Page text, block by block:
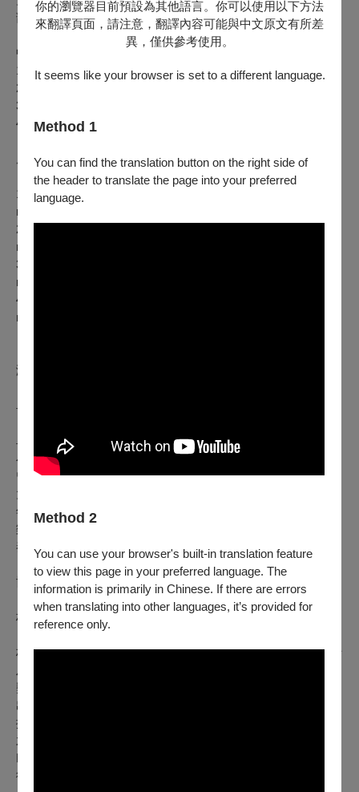
你的瀏覽器目前預設為其他語言。你可以使用以下方法
來翻譯頁面，請注意，翻譯內容可能與中文原文有所差
異，僅供參考使用。
It seems like your browser is set to a different language.
Method 1
You can find the translation button on the right side of
the header to translate the page into your preferred
language.
Method 2
You can use your browser's built-in translation feature
to view this page in your preferred language. The
information is primarily in Chinese. If there are errors
when translating into other languages, it’s provided for
reference only.
部的貝多芬小提琴奏鳴曲，為觀眾帶來貝多芬的驚世巨作。
中文曲目：
1. 貝多芬：D 大調第一號小提琴奏鳴曲，作品12/1
2. 貝多芬：Ａ大調第二號小提琴奏鳴曲，作品12/2
3. 貝多芬：降E 大調第三號小提琴奏鳴曲，作品12/3
4. 貝多芬：F 大調第五號小提琴奏鳴曲《春》，作品24
原文曲目：
1.
L. v. Beethoven: Sonata for Piano and Violin No. 1 in D
major, Op. 12/1
2.
major, Op. 12/2
3.
major, Op. 12/3
4.
major, Op. 24, "Spring"
演出人員介紹
卓家萱／小提琴
卓家萱自國立臺南藝術大學畢業後赴德，於柏林藝術大學取得
小提琴最高演奏家文憑。多次獲選行政院文建會音樂人才庫，
曾獲DAAD德國學術交流獎學金、奇美藝術獎、NTSO小提琴
大賽首獎、最佳潛力獎及國人作品演奏獎、臺灣區音樂比賽少
年
A組小提琴第一名。並與臺北市立交響樂團及國立臺灣交響
樂團演出小提琴協奏曲。於員林演藝廳開幕音樂會系列演出協
奏曲。目前為國立臺南藝術大學音樂學系專任助理教授。
協演人員簡介
林瑩茜／鋼琴
林瑩茜於2004年取得美國紐約州立大學石溪分校鋼琴演奏博士
獎，與美國
出，並代表學校，於華盛頓甘迺迪中心主辦之演奏會演出，廣
播電台及電腦網路全程實況轉播。
才培訓獎學金，第四屆中華蕭邦鋼琴比賽第一名。師事
Kalish, Jonathan Feldman,
術大學專任助理教授。